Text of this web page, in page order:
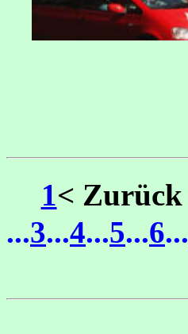
1< Zurück
...3...4...5...6...